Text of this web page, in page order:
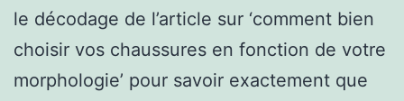
le décodage de l’article sur ‘comment bien
choisir vos chaussures en fonction de votre
morphologie’ pour savoir exactement que